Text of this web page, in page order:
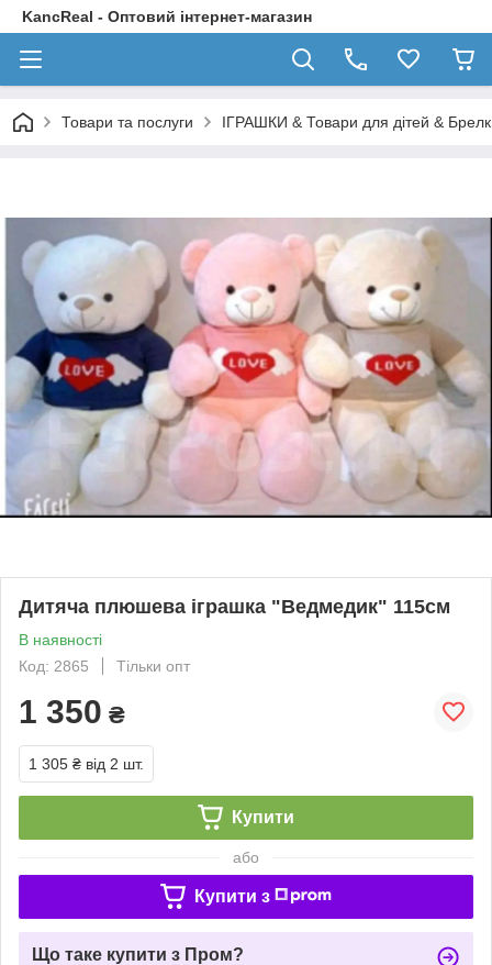
KancReal - Оптовий інтернет-магазин
Товари та послуги ІГРАШКИ & Товари для дітей &
Дитяча плюшева іграшка "Ведмедик" 115см
В наявності
Код: 2865
Тільки опт
1 350 ₴
1 305 ₴ від 2 шт.
Купити
або
Купити з
Що таке купити з Пром?